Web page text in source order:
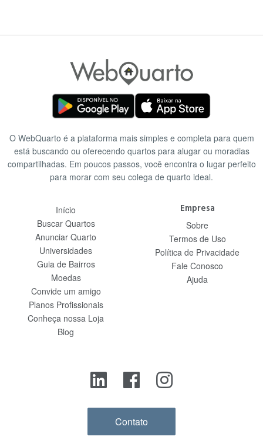
O WebQuarto é a plataforma mais simples e completa para quem
está buscando ou oferecendo quartos para alugar ou moradias
compartilhadas. Em poucos passos, você encontra o lugar perfeito
para morar com seu colega de quarto ideal.
Início
Buscar Quartos
Anunciar Quarto
Universidades
Guia de Bairros
Moedas
Convide um amigo
Planos Profissionais
Conheça nossa Loja
Blog
Empresa
Sobre
Termos de Uso
Política de Privacidade
Fale Conosco
Ajuda
Contato